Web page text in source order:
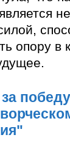
опору в